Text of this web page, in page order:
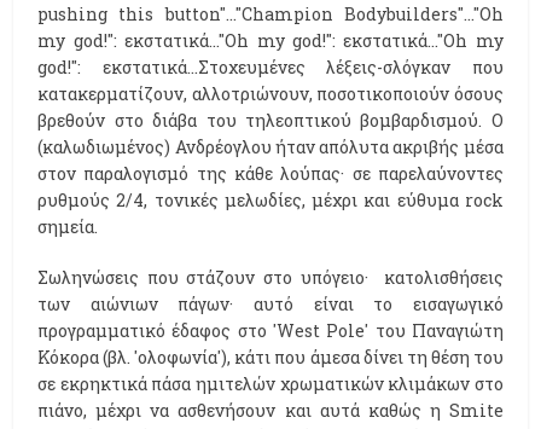
pushing this button''...''Champion Bodybuilders''...''Oh
my god!'': εκστατικά...''Oh my god!'': εκστατικά...''Oh my
god!'': εκστατικά...Στοχευμένες λέξεις-σλόγκαν που
κατακερματίζουν, αλλοτριώνουν, ποσοτικοποιούν όσους
βρεθούν στο διάβα του τηλεοπτικού βομβαρδισμού. Ο
(καλωδιωμένος) Ανδρέογλου ήταν απόλυτα ακριβής μέσα
στον παραλογισμό της κάθε λούπας· σε παρελαύνοντες
ρυθμούς 2/4, τονικές μελωδίες, μέχρι και εύθυμα rock
σημεία.
Σωληνώσεις που στάζουν στο υπόγειο· κατολισθήσεις
των αιώνιων πάγων· αυτό είναι το εισαγωγικό
προγραμματικό έδαφος στο 'West Pole' του Παναγιώτη
Κόκορα (βλ. 'ολοφωνία'), κάτι που άμεσα δίνει τη θέση του
σε εκρηκτικά πάσα ημιτελών χρωματικών κλιμάκων στο
πιάνο, μέχρι να ασθενήσουν και αυτά καθώς η Smite